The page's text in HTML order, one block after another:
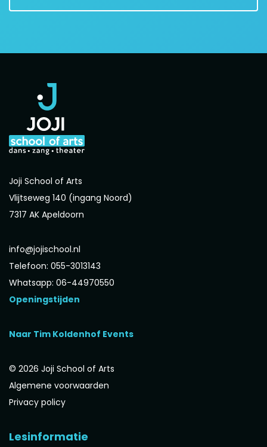
Joji School of Arts
Vlijtseweg 140 (ingang Noord)
7317 AK Apeldoorn
info@jojischool.nl
Telefoon: 055-3013143
Whatsapp: 06-44970550
Openingstijden
Naar Tim Koldenhof Events
© 2026 Joji School of Arts
Algemene voorwaarden
Privacy policy
Lesinformatie